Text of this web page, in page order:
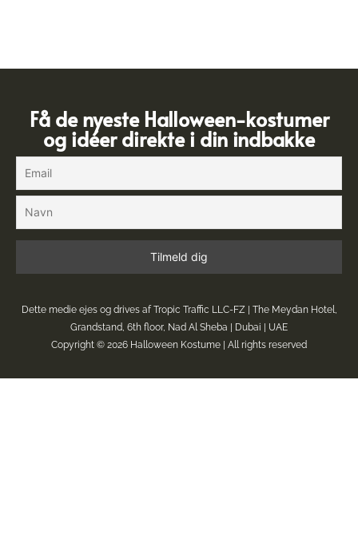
Få de nyeste Halloween-kostumer
og idéer direkte i din indbakke
Dette medie ejes og drives af Tropic Traffic LLC-FZ | The Meydan Hotel,
Grandstand, 6th floor, Nad Al Sheba | Dubai | UAE
Copyright © 2026 Halloween Kostume | All rights reserved